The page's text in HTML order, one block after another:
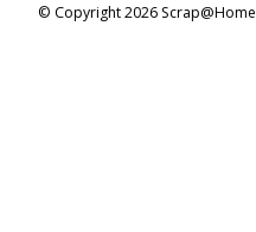
© Copyright 2026 Scrap@Home